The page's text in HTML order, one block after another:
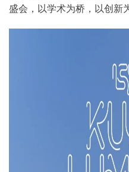
盛会，以学术为桥，以创新